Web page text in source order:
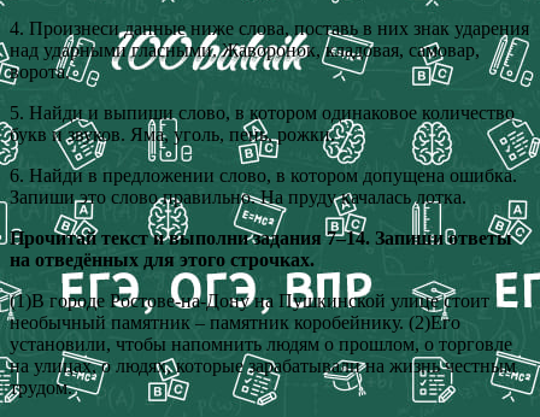
4. Произнеси данные ниже слова, поставь в них знак ударения
над ударными гласными. Жаворонок, кладовая, самовар,
ворота.
5. Найди и выпиши слово, в котором одинаковое количество
букв и звуков. Яма, уголь, пень, рожки.
6. Найди в предложении слово, в котором допущена ошибка.
Запиши это слово правильно. На пруду качалась лотка.
Прочитай текст и выполни задания 7–14. Запиши ответы
на отведённых для этого строчках.
(1)В городе Ростове-на-Дону на Пушкинской улице стоит
необычный памятник – памятник коробейнику. (2)Его
установили, чтобы напомнить людям о прошлом, о торговле
на улицах, о людях, которые зарабатывали на жизнь честным
трудом.